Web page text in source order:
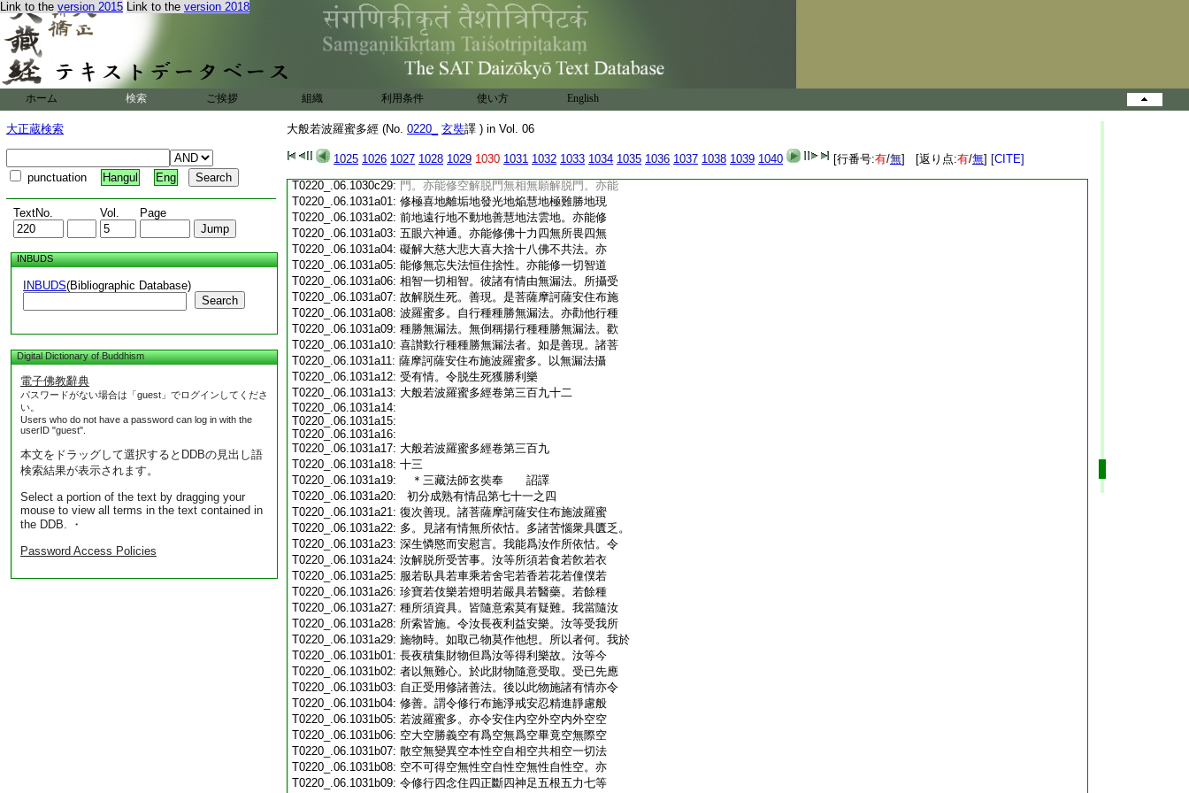
Link to the version 2015 Link to the version 2018
ホーム 検索 ご挨拶 組織 利用条件 使い方 English
大正蔵検索
punctuation Hangul Eng
TextNo. Vol. Page
INBUDS
INBUDS(Bibliographic Database)
Search
Digital Dictionary of Buddhism
電子佛教辭典
パスワードがない場合は「guest」でログインしてくださ
い。
Users who do not have a password can log in with the
userID "guest".
本文をドラッグして選択するとDDBの見出し語
検索結果が表示されます。
Select a portion of the text by dragging your
mouse to view all terms in the text contained in
the DDB. ・
Password Access Policies
大般若波羅蜜多經 (No. 0220_ 玄奘譯 ) in Vol. 06
1025 1026 1027 1028 1029 1030 1031 1032 1033 1034 1035 1036 1037 1038 1039 1040 [行番号:有/無] [返り点:有/無] [CITE]
T0220_.06.1030c18:苦未得解脱。欲令彼脱生死苦故。先以種種
T0220_.06.1030c19: 資具饒益。後以出世諸無漏法。方便善巧而
T0220_.06.1030c20:攝受之。彼諸有情既得資具。無所乏少身心
T0220_.06.1030c21:
勇決。能住内空外空内外空空空大空勝義
空有爲空無爲空畢竟空無際空散空無變異
T0220_.06.1030c23:空本性空自相空共相空一切法空不可得空
T0220_.06.1030c24:無性空自性空無性自性空。亦能修四念住
T0220_.06.1030c25:
四正斷四神足五根五力七等覺支八聖道
T0220_.06.1030c26:
支。亦能住苦聖諦集滅道聖諦。亦能修四靜
T0220_.06.1030c27:慮四無量四無色定。亦能修八解脱八勝處
T0220_.06.1030c29: 門。亦能修空解脱門無相無願解脱門。亦能
T0220_.06.1031a01: 修極喜地離垢地發光地焔慧地極難勝地現
T0220_.06.1031a02: 前地遠行地不動地善慧地法雲地。亦能修
T0220_.06.1031a03: 五眼六神通。亦能修佛十力四無所畏四無
T0220_.06.1031a04: 礙解大慈大悲大喜大捨十八佛不共法。亦
T0220_.06.1031a05: 能修無忘失法恒住捨性。亦能修一切智道
T0220_.06.1031a06: 相智一切相智。彼諸有情由無漏法。所攝受
T0220_.06.1031a07: 故解脱生死。善現。是菩薩摩訶薩安住布施
T0220_.06.1031a08: 波羅蜜多。自行種種勝無漏法。亦勸他行種
T0220_.06.1031a09: 種勝無漏法。無倒稱揚行種種勝無漏法。歡
T0220_.06.1031a10: 喜讃歎行種種勝無漏法者。如是善現。諸菩
T0220_.06.1031a11: 薩摩訶薩安住布施波羅蜜多。以無漏法攝
T0220_.06.1031a12: 受有情。令脱生死獲勝利樂
T0220_.06.1031a13: 大般若波羅蜜多經卷第三百九十二
T0220_.06.1031a14:
T0220_.06.1031a15:
T0220_.06.1031a16:
T0220_.06.1031a17: 大般若波羅蜜多經卷第三百九
T0220_.06.1031a18: 十三
T0220_.06.1031a19:
＊三藏法師玄奘奉 詔譯
T0220_.06.1031a20:
初分成熟有情品第七十一之四
T0220_.06.1031a21: 復次善現。諸菩薩摩訶薩安住布施波羅蜜
T0220_.06.1031a22: 多。見諸有情無所依怙。多諸苦惱衆具匱乏。
T0220_.06.1031a23: 深生憐愍而安慰言。我能爲汝作所依怙。令
T0220_.06.1031a24: 汝解脱所受苦事。汝等所須若食若飮若衣
T0220_.06.1031a25: 服若臥具若車乘若舍宅若香若花若僮僕若
T0220_.06.1031a26: 珍寶若伎樂若燈明若嚴具若醫藥。若餘種
T0220_.06.1031a27: 種所須資具。皆隨意索莫有疑難。我當隨汝
T0220_.06.1031a28: 所索皆施。令汝長夜利益安樂。汝等受我所
T0220_.06.1031a29: 施物時。如取己物莫作他想。所以者何。我於
T0220_.06.1031b01: 長夜積集財物但爲汝等得利樂故。汝等今
T0220_.06.1031b02: 者以無難心。於此財物隨意受取。受已先應
T0220_.06.1031b03: 自正受用修諸善法。後以此物施諸有情亦令
T0220_.06.1031b04: 修善。謂令修行布施淨戒安忍精進靜慮般
T0220_.06.1031b05: 若波羅蜜多。亦令安住内空外空内外空空
T0220_.06.1031b06: 空大空勝義空有爲空無爲空畢竟空無際空
T0220_.06.1031b07: 散空無變異空本性空自相空共相空一切法
T0220_.06.1031b08: 空不可得空無性空自性空無性自性空。亦
T0220_.06.1031b09: 令修行四念住四正斷四神足五根五力七等